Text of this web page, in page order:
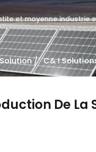
et moyenne industrie
Solution/ C& I
De La